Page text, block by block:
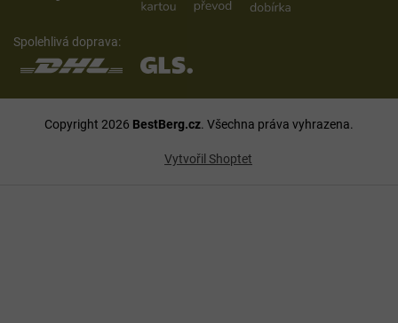
Spolehlivá doprava:
Vytvořil Shoptet
Copyright 2026 BestBerg.cz. Všechna práva vyhrazena.